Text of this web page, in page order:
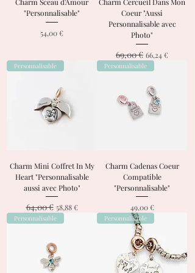
"Personnalisable"
Prix
54,00 €
Coeur "Aussi
Personnalisable avec
Photo"
Prix original
69,00 € Prix
66,24 €
Personnalisable
Charm Mini Coffret In My
Heart "Personnalisable
aussi avec Photo"
Prix original
64,00 € Prix promotionnel
58,88 €
Personnalisable
Charm Cadenas Coeur
Compatible
"Personnalisable"
Prix
49,00 €
Personnalisable Personnalisable